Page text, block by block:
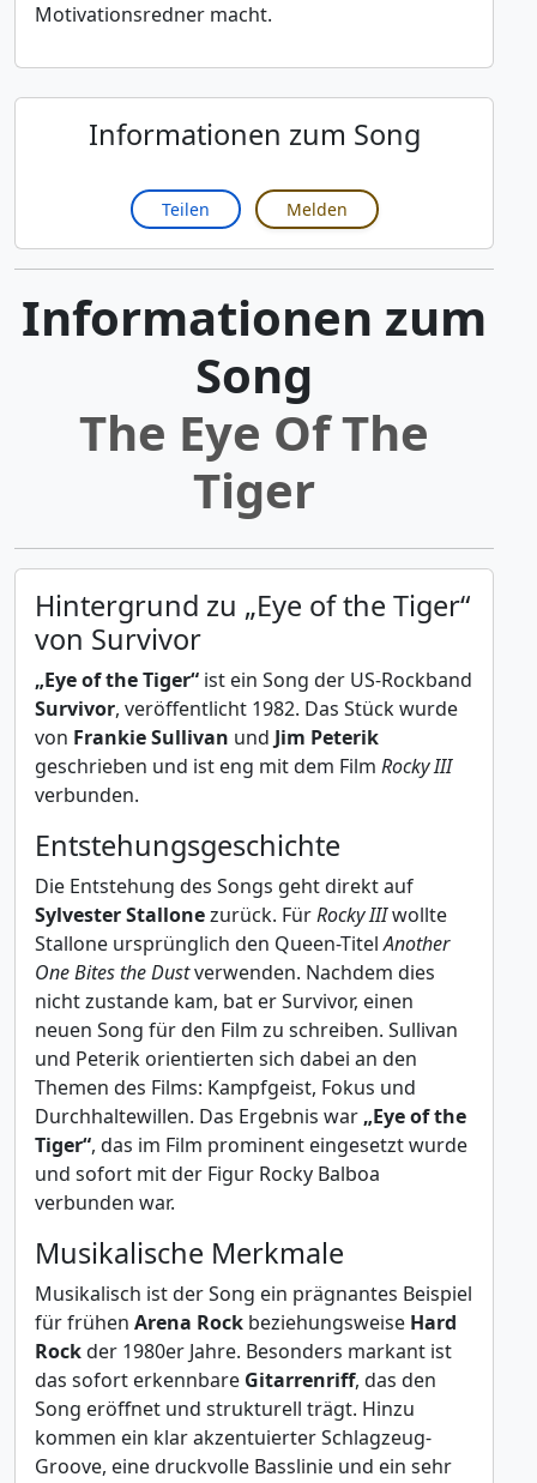
Motivationsredner macht.
Informationen zum Song
Teilen Melden
Informationen zum
Song
The Eye Of The
Tiger
Hintergrund zu „Eye of the Tiger“
von Survivor
„Eye of the Tiger“ ist ein Song der US-Rockband
Survivor, veröffentlicht 1982. Das Stück wurde
von Frankie Sullivan und Jim Peterik
geschrieben und ist eng mit dem Film Rocky III
verbunden.
Entstehungsgeschichte
Die Entstehung des Songs geht direkt auf
Sylvester Stallonezurück. FürRocky IIIwollte
Stallone ursprünglich den Queen-TitelAnother
One Bites the Dustverwenden. Nachdem dies
nicht zustande kam, bat er Survivor, einen
neuen Song für den Film zu schreiben. Sullivan
und Peterik orientierten sich dabei an den
Themen des Films: Kampfgeist, Fokus und
Durchhaltewillen. Das Ergebnis war „Eye of the
Tiger“, das im Film prominent eingesetzt wurde
und sofort mit der Figur Rocky Balboa
verbunden war.
Musikalische Merkmale
Musikalisch ist der Song ein prägnantes Beispiel
für frühen Arena Rock beziehungsweise Hard
Rockder 1980er Jahre. Besonders markant ist
das sofort erkennbare Gitarrenriff, das den
Song eröffnet und strukturell trägt. Hinzu
kommen ein klar akzentuierter Schlagzeug-
Groove, eine druckvolle Basslinie und ein sehr